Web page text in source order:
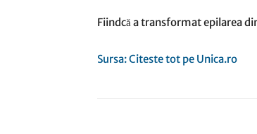
Fiindcă a transformat epilarea
Sursa: Citeste tot pe Unica.ro